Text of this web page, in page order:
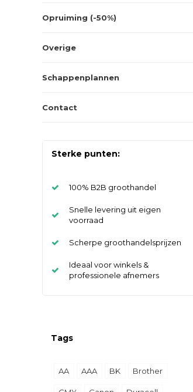
Opruiming (-50%)
Overige
Schappenplannen
Contact
Sterke punten:
100% B2B groothandel
Snelle levering uit eigen
voorraad
Scherpe groothandelsprijzen
Ideaal voor winkels &
professionele afnemers
Tags
AA AAA BK Brother